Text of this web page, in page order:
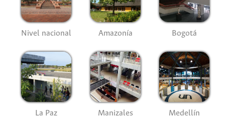
Nivel nacional Amazonía Bogotá
La Paz Manizales Medellín